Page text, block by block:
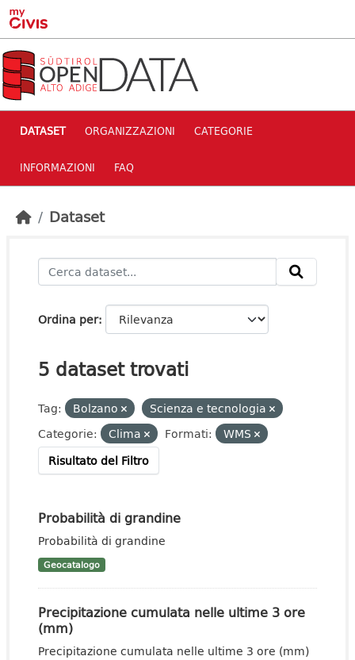
Skip to main content
DATASET ORGANIZZAZIONI CATEGORIE
INFORMAZIONI FAQ
Dataset
Ordina per
5 dataset trovati
Tag: Bolzano
Scienza e tecnologia
Categorie:
Clima Formati:
WMS
Risultato del Filtro
Probabilità di grandine
Probabilità di grandine
Geocatalogo
Precipitazione cumulata nelle ultime 3 ore
(mm)
Precipitazione cumulata nelle ultime 3 ore (mm)